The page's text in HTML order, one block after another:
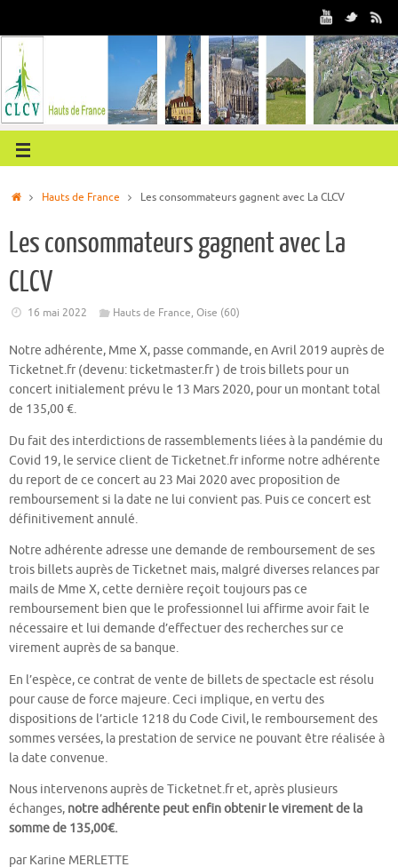
Hauts de France Les consommateurs gagnent avec La CLCV
Les consommateurs gagnent avec La
CLCV
16 mai 2022 Hauts de France,Oise (60)
Notre adhérente, Mme X, passe commande, en Avril 2019 auprès de
Ticketnet.fr (devenu: ticketmaster.fr ) de trois billets pour un
concert initialement prévu le 13 Mars 2020, pour un montant total
de 135,00 €.
Du fait des interdictions de rassemblements liées à la pandémie du
Covid 19, le service client de Ticketnet.fr informe notre adhérente
du report de ce concert au 23 Mai 2020 avec proposition de
remboursement si la date ne lui convient pas. Puis ce concert est
définitivement annulé.
Notre adhérente adresse une demande de remboursement de ses
trois billets auprès de Ticketnet mais, malgré diverses relances par
mails de Mme X, cette dernière reçoit toujours pas ce
remboursement bien que le professionnel lui affirme avoir fait le
nécessaire et lui demande d’effectuer des recherches sur ce
virement auprès de sa banque.
En l’espèce, ce contrat de vente de billets de spectacle est résolu
pour cause de force majeure. Ceci implique, en vertu des
dispositions de l’article 1218 du Code Civil, le remboursement des
sommes versées, la prestation de service ne pouvant être réalisée à
la date convenue.
Nous intervenons auprès de Ticketnet.fr et, après plusieurs
échanges, notre adhérente peut enfin obtenir le virement de la
somme de 135,00€.
par Karine MERLETTE